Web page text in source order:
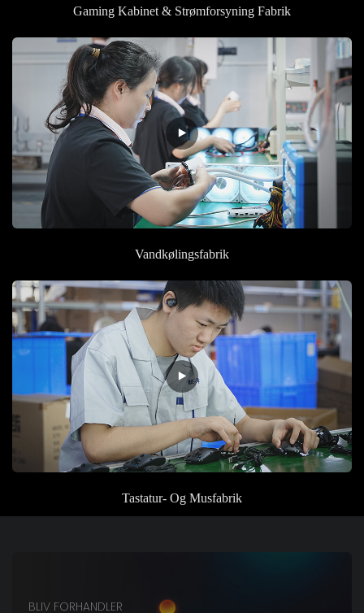
Gaming Kabinet & Strømforsyning Fabrik
Vandkølingsfabrik
Tastatur- Og Musfabrik
BLIV FORHANDLER